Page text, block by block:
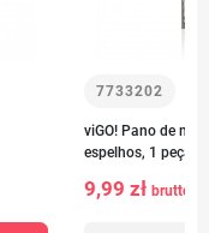
7733202
viGO! Pano de
espelhos, 1 peça
9,99 zł brutto